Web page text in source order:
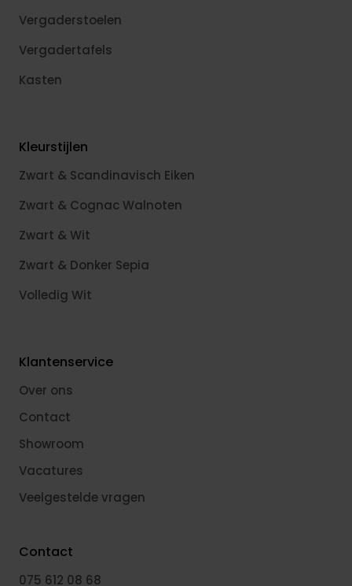
Vergaderstoelen
Vergadertafels
Kasten
Kleurstijlen
Zwart & Scandinavisch Eiken
Zwart & Cognac Walnoten
Zwart & Wit
Zwart & Donker Sepia
Volledig Wit
Klantenservice
Over ons
Contact
Showroom
Vacatures
Veelgestelde vragen
Contact
075 612 08 68